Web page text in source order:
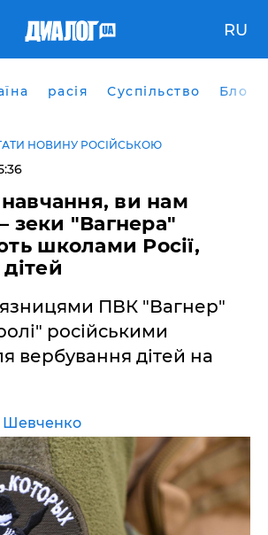
RU
расія Суспільство Блоги
НОВИНУ РОСІЙСЬКОЮ
ви нам
зеки "Вагнера"
школами Росії,
ПВК "Вагнер"
російськими
вербування дітей на
Шевченко